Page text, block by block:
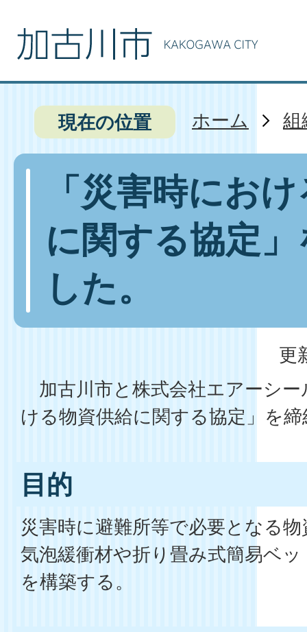
現在の位置 ホーム 組
「災害時にお
に関する協定
した。
更
加古川市と株式会社エアーシ
ける物資供給に関する協定」を
目的
災害時に避難所等で必要となる
気泡緩衝材や折り畳み式簡易ベ
を構築する。